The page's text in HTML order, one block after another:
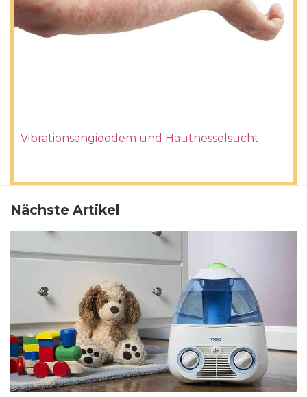
Vibrationsangioödem und Hautnesselsucht
Nächste Artikel